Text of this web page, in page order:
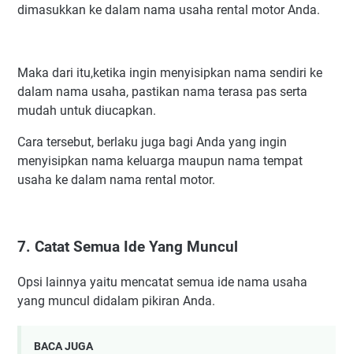
dimasukkan ke dalam nama usaha rental motor Anda.
Maka dari itu,ketika ingin menyisipkan nama sendiri ke
dalam nama usaha, pastikan nama terasa pas serta
mudah untuk diucapkan.
Cara tersebut, berlaku juga bagi Anda yang ingin
menyisipkan nama keluarga maupun nama tempat
usaha ke dalam nama rental motor.
7. Catat Semua Ide Yang Muncul
Opsi lainnya yaitu mencatat semua ide nama usaha
yang muncul didalam pikiran Anda.
BACA JUGA